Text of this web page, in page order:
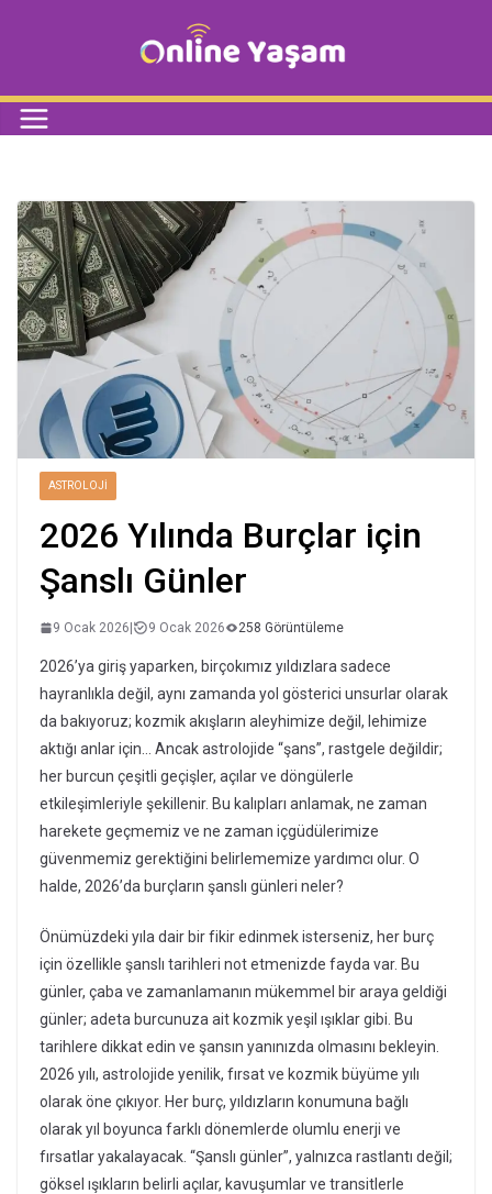
ASTROLOJI
2026 Yılında Burçlar için
Şanslı Günler
9 Ocak 2026| 9 Ocak 2026 258 Görüntüleme
2026’ya giriş yaparken, birçokımız yıldızlara sadece
hayranlıkla değil, aynı zamanda yol gösterici unsurlar olarak
da bakıyoruz; kozmik akışların aleyhimize değil, lehimize
aktığı anlar için… Ancak astrolojide “şans”, rastgele değildir;
her burcun çeşitli geçişler, açılar ve döngülerle
etkileşimleriyle şekillenir. Bu kalıpları anlamak, ne zaman
harekete geçmemiz ve ne zaman içgüdülerimize
güvenmemiz gerektiğini belirlememize yardımcı olur. O
halde, 2026’da burçların şanslı günleri neler?
Önümüzdeki yıla dair bir fikir edinmek isterseniz, her burç
için özellikle şanslı tarihleri not etmenizde fayda var. Bu
günler, çaba ve zamanlamanın mükemmel bir araya geldiği
günler; adeta burcunuza ait kozmik yeşil ışıklar gibi. Bu
tarihlere dikkat edin ve şansın yanınızda olmasını bekleyin.
2026 yılı, astrolojide yenilik, fırsat ve kozmik büyüme yılı
olarak öne çıkıyor. Her burç, yıldızların konumuna bağlı
olarak yıl boyunca farklı dönemlerde olumlu enerji ve
fırsatlar yakalayacak. “Şanslı günler”, yalnızca rastlantı değil;
göksel ışıkların belirli açılar, kavuşumlar ve transitlerle